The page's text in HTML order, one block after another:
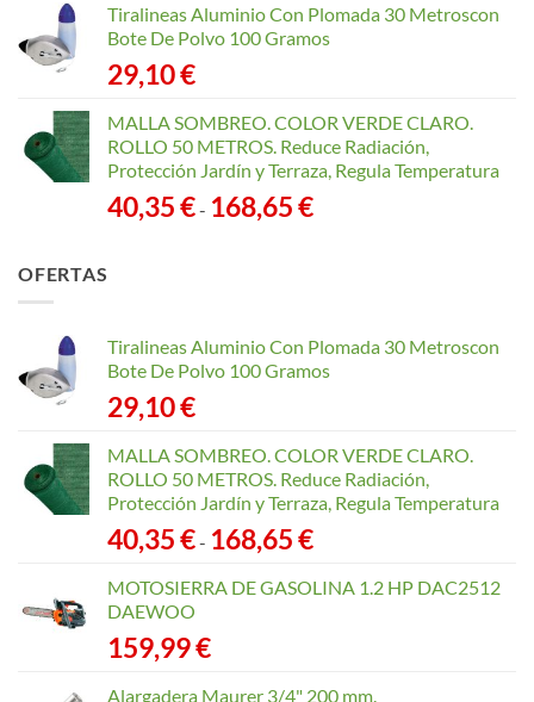
Tiralineas Aluminio Con Plomada 30 Metroscon
Bote De Polvo 100 Gramos
29,10€
MALLA SOMBREO. COLOR VERDE CLARO.
ROLLO 50 METROS. Reduce Radiación,
Protección Jardín y Terraza, Regula Temperatura
40,35€- 168,65€Rango
168,65 €
OFERTAS
Tiralineas Aluminio Con Plomada 30 Metroscon
Bote De Polvo 100 Gramos
29,10€
MALLA SOMBREO. COLOR VERDE CLARO.
ROLLO 50 METROS. Reduce Radiación,
Protección Jardín y Terraza, Regula Temperatura
40,35€- 168,65€Rango
precios:
MOTOSIERRA DE GASOLINA 1.2 HP DAC2512
DAEWOO
159,99€
Alargadera Maurer 3/4" 200 mm.